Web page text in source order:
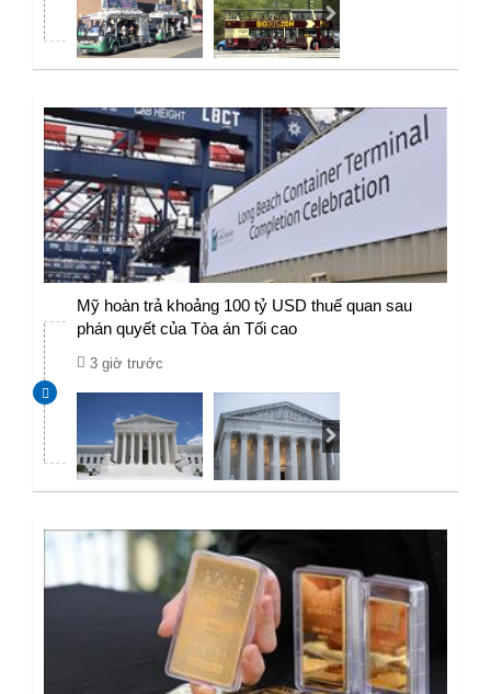
Mỹ hoàn trả khoảng 100 tỷ USD thuế quan sau
phán quyết của Tòa án Tối cao
3 giờ trước